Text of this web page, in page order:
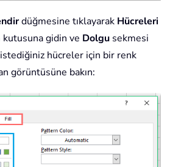
düğmesine tıklayarak Hücreleri
gidin ve Dolgu sekmesi
hücreler için bir renk
görüntüsüne bakın: